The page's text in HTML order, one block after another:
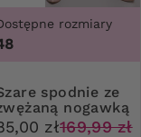
rozmiary
ze
nogawką
zł169,99 zł